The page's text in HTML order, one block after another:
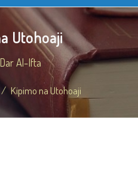
Utohoaji
Al-Ifta
Kipimo na Utohoaji